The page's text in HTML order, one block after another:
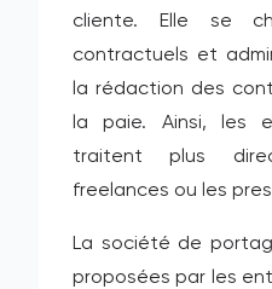
cliente. Elle se
contractuels et
la rédaction des
la paie. Ainsi, les
traitent plus
freelances ou les
La société de
proposées par les